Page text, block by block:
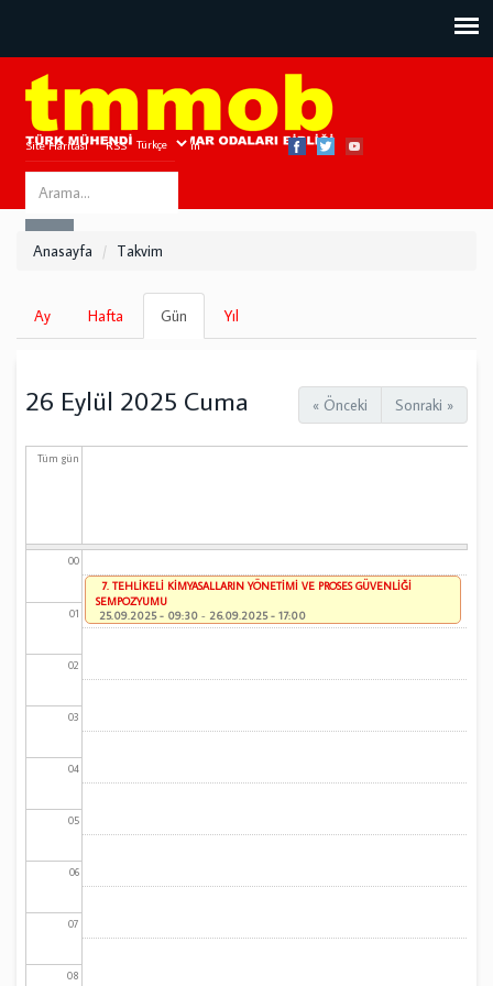
Site Haritası RSS Bize Ulaşın
Search
this
Anasayfa Takvim
Birincil
sekmeler
Ay Hafta Gün
sekme)
Yıl
« Önceki Sonraki »
26 Eylül 2025 Cuma
Tüm gün
00
01
02
03
04
05
06
07
08
7. TEHLİKELİ KİMYASALLARIN YÖNETİMİ VE PROSES GÜVENLİĞİ
SEMPOZYUMU
25.09.2025 - 09:30 - 26.09.2025 - 17:00